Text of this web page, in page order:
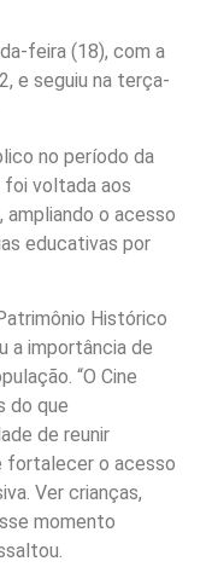
feira (18), com a
e seguiu na terça-
no período da
foi voltada aos
ampliando o acesso
educativas por
Histórico
a importância de
“O Cine
do que
de reunir
fortalecer o acesso
Ver crianças,
momento